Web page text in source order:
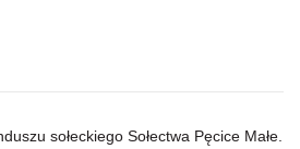
sołeckiego Sołectwa Pęcice Małe.